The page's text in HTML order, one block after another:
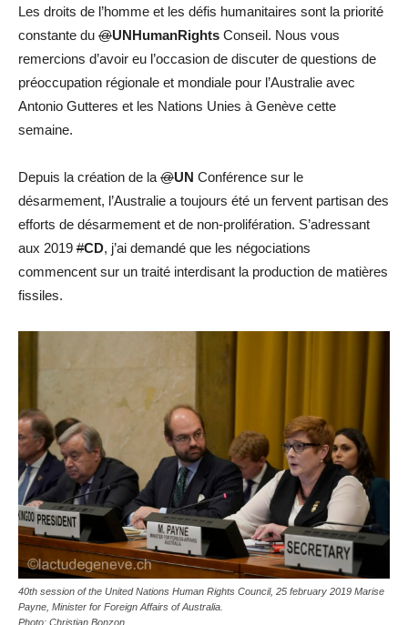
Les droits de l’homme et les défis humanitaires sont la priorité
constante du @UNHumanRights Conseil. Nous vous
remercions d’avoir eu l’occasion de discuter de questions de
préoccupation régionale et mondiale pour l’Australie avec
Antonio Gutteres et les Nations Unies à Genève cette
semaine.
Depuis la création de la @UN Conférence sur le
désarmement, l’Australie a toujours été un fervent partisan des
efforts de désarmement et de non-prolifération. S’adressant
aux 2019 #CD, j’ai demandé que les négociations
commencent sur un traité interdisant la production de matières
fissiles.
40th session of the United Nations Human Rights Council, 25 february 2019 Marise
Payne, Minister for Foreign Affairs of Australia.
Photo: Christian Bonzon